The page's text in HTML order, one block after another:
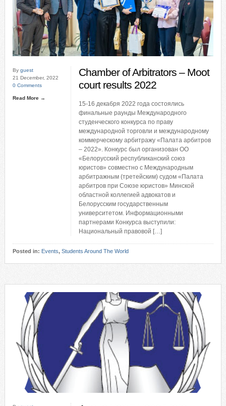
By guest
21 December, 2022
0 Comments
Read More →
Chamber of Arbitrators – Moot
court results 2022
15-16 декабря 2022 года состоялись
финальные раунды Международного
студенческого конкурса по праву
международной торговли и международному
коммерческому арбитражу «Палата арбитров
– 2022». Конкурс был организован ОО
«Белорусский республиканский союз
юристов» совместно с Международным
арбитражным (третейским) судом «Палата
арбитров при Союзе юристов» Минской
областной коллегией адвокатов и
Белорусским государственным
университетом. Информационными
партнерами Конкурса выступили:
Национальный правовой […]
Posted in: Events, Students Around The World